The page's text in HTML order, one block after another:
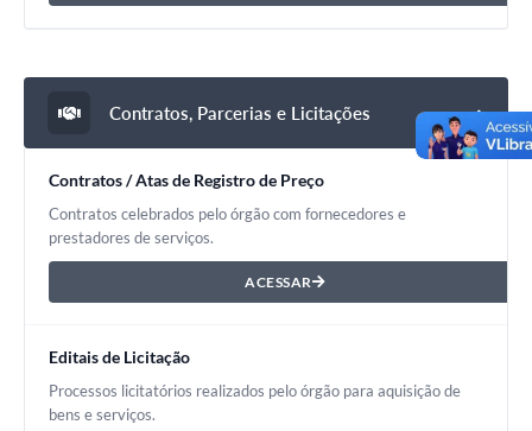
Contratos, Parcerias e Licitações
Contratos / Atas de Registro de Preço
Contratos celebrados pelo órgão com fornecedores e
prestadores de serviços.
ACESSAR
Editais de Licitação
Processos licitatórios realizados pelo órgão para aquisição de
bens e serviços.